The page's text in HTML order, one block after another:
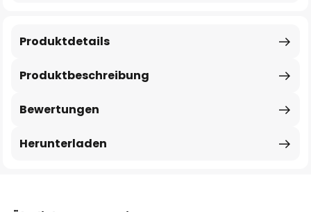
Produktbeschreibung
Produktdetails
Bewertungen
Herunterladen